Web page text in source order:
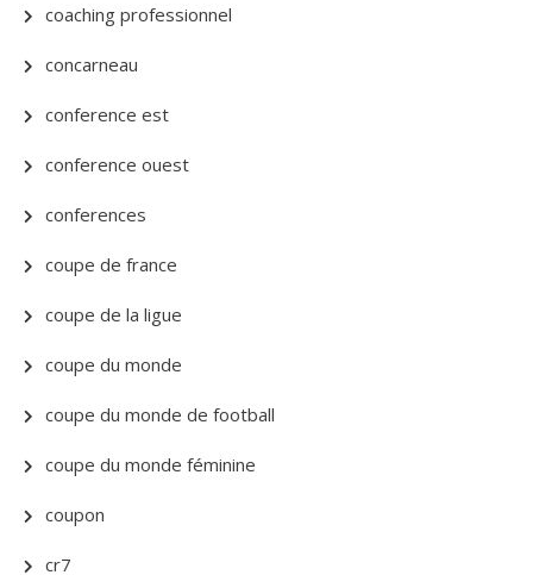
coaching professionnel
concarneau
conference est
conference ouest
conferences
coupe de france
coupe de la ligue
coupe du monde
coupe du monde de football
coupe du monde féminine
coupon
cr7